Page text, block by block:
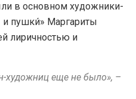
в основном художники-
пушки́» Маргариты
лиричностью и
художниц еще не было», –